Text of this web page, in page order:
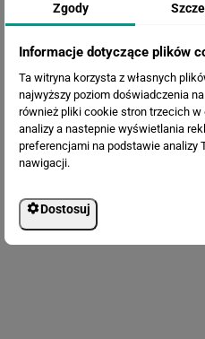
Zgody
Informacje dotyczące plików
Ta witryna korzysta z własnych
najwyższy poziom doświadczenia
również pliki cookie stron trzecich w
analizy a nastepnie wyświetlania
preferencjami na podstawie analizy
nawigacji.
Dostosuj